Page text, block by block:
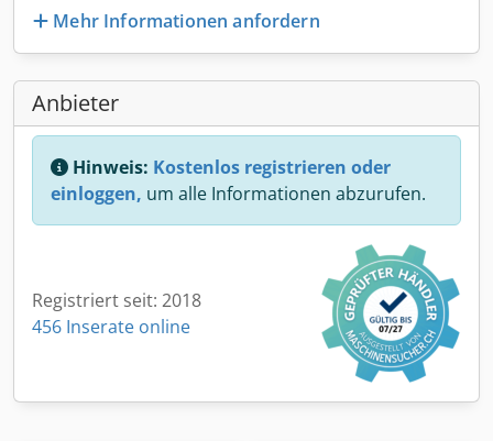
Mehr Informationen anfordern
Anbieter
Hinweis: Kostenlos registrieren oder
einloggen, um alle Informationen abzurufen.
Registriert seit: 2018
456 Inserate online